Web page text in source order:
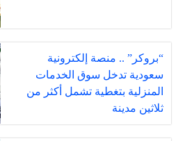
“بروكر” .. منصة إلكترونية
سعودية تدخل سوق الخدمات
المنزلية بتغطية تشمل أكثر من
ثلاثين مدينة